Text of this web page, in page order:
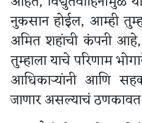
नुकसान होईल, आम्ही
अमित शहांची कंपनी
तुम्हाला याचे परिणाम
आधिकाऱ्यांनी आणि
जाणार असल्याचं